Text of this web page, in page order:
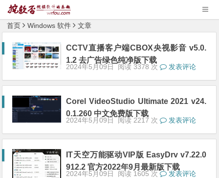
首页 Windows 软件 文章
CCTV直播客户端CBOX央视影音 v5.0.
1.2 去广告绿色纯净版下载
2024年5月09日 阅读 3378 次 发表评论
Corel VideoStudio Ultimate 2021 v24.
0.1.260 中文免费版下载
2024年5月09日 阅读 2217 次 发表评论
IT天空万能驱动VIP版 EasyDrv v7.22.0
912.2 官方2022年9月最新版下载
2024年5月09日 阅读 1605 次 发表评论